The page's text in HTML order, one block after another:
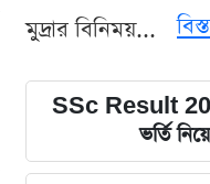
মুদ্রার বিনিময়...
SSc Result
ভর্তি